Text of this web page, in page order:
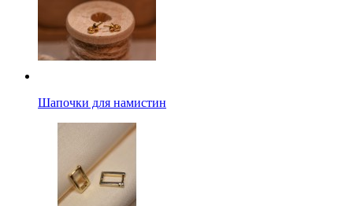
Шапочки для намистин